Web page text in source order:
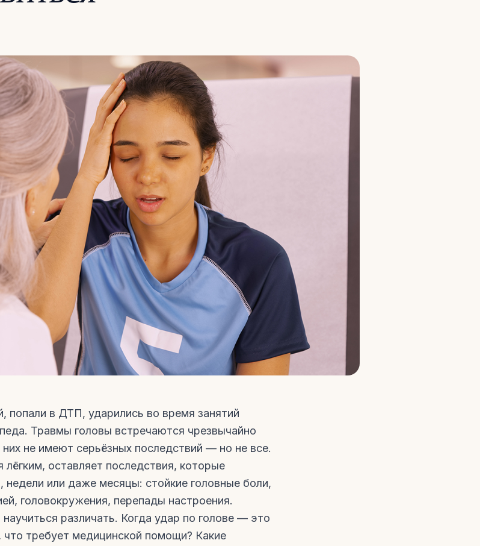
попали в ДТП, ударились во время занятий
Травмы головы встречаются чрезвычайно
не имеют серьёзных последствий — но не все.
лёгким, оставляет последствия, которые
недели или даже месяцы: стойкие головные боли,
головокружения, перепады настроения.
различать. Когда удар по голове — это
что требует медицинской помощи? Какие